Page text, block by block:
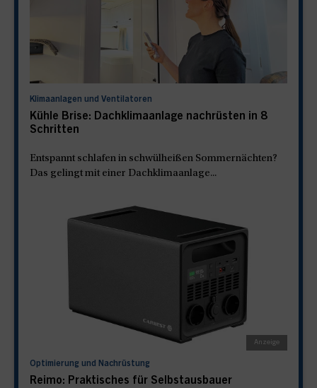
Klimaanlagen und Ventilatoren
Kühle Brise: Dachklimaanlage nachrüsten in 8
Schritten
Entspannt schlafen in schwülheißen Sommernächten?
Das gelingt mit einer Dachklimaanlage...
Optimierung und Nachrüstung
Reimo: Praktisches für Selbstausbauer